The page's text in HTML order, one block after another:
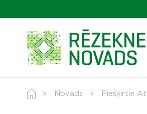
Novads Piešķirtie